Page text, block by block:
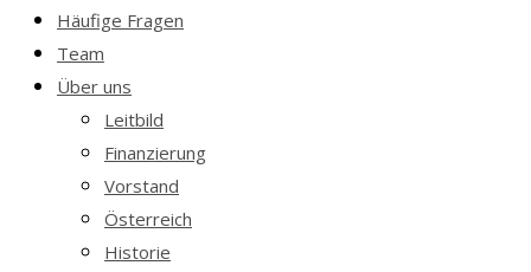
Häufige Fragen
Team
Über uns
Leitbild
Finanzierung
Vorstand
Österreich
Historie